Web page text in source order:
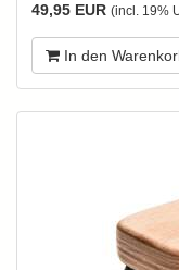
49,95 EUR (incl. 19%
In den